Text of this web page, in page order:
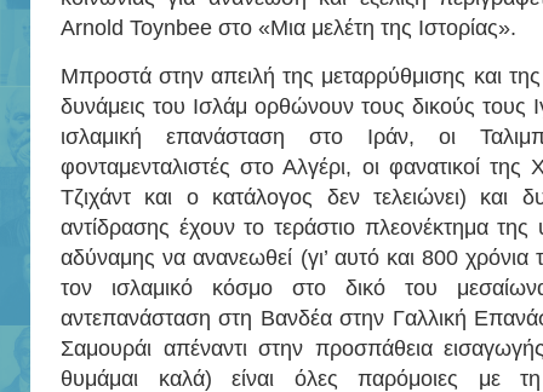
Arnold Toynbee στο «Μια μελέτη της Ιστορίας».
Μπροστά στην απειλή της μεταρρύθμισης και της
δυνάμεις του Ισλάμ ορθώνουν τους δικούς τους
ισλαμική επανάσταση στο Ιράν, οι
φονταμενταλιστές στο Αλγέρι, οι φανατικοί
Τζιχάντ και ο κατάλογος δεν τελειώνει) και
αντίδρασης έχουν το τεράστιο πλεονέκτημα
αδύναμης να ανανεωθεί (γι’ αυτό και 800 χρόνια
τον ισλαμικό κόσμο στο δικό του
αντεπανάσταση στη Βανδέα στην Γαλλική
Σαμουράι απέναντι στην προσπάθεια
θυμάμαι καλά) είναι όλες παρόμοιες με